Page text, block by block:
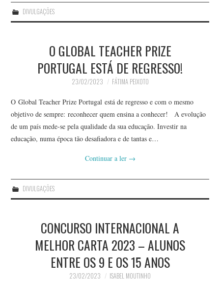
DIVULGAÇÕES
O GLOBAL TEACHER PRIZE
PORTUGAL ESTÁ DE REGRESSO!
23/02/2023 FÁTIMA PEIXOTO
O Global Teacher Prize Portugal está de regresso e com o mesmo
objetivo de sempre: reconhecer quem ensina a conhecer! A evolução
de um país mede-se pela qualidade da sua educação. Investir na
educação, numa época tão desafiadora e de tantas e…
Continuar a ler →
DIVULGAÇÕES
CONCURSO INTERNACIONAL A
MELHOR CARTA 2023 – ALUNOS
ENTRE OS 9 E OS 15 ANOS
23/02/2023 ISABEL MOUTINHO